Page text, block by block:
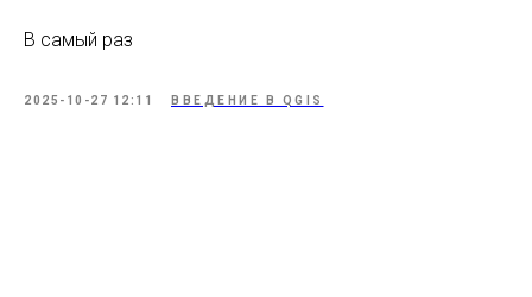
В самый раз
2025-10-27 12:11 ВВЕДЕНИЕ В QGIS